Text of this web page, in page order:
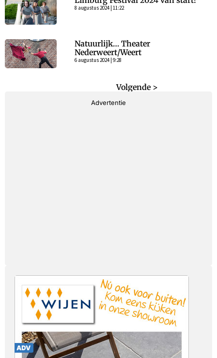
8 augustus 2024 | 11:22
Natuurlijk… Theater
Nederweert/Weert
6 augustus 2024 | 9:28
Volgende >
Advertentie